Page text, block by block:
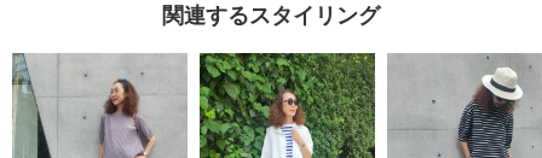
関連するスタイリング